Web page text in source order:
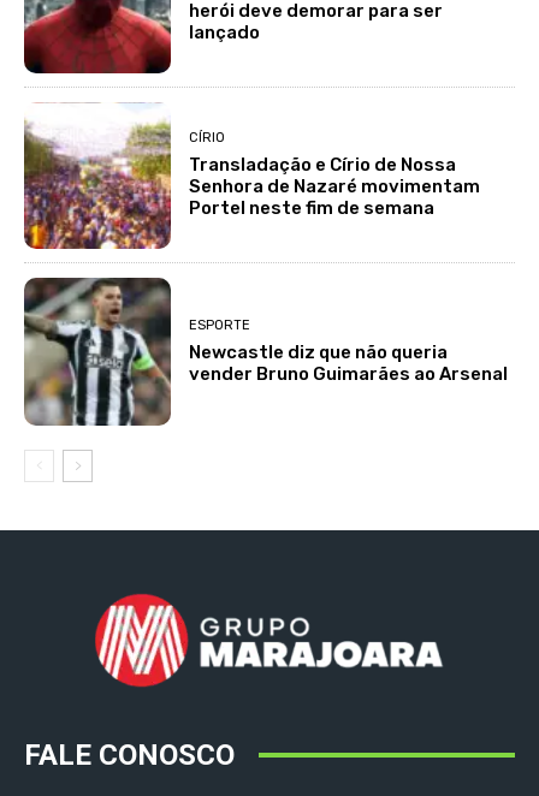
herói deve demorar para ser
lançado
CÍRIO
Transladação e Círio de Nossa
Senhora de Nazaré movimentam
Portel neste fim de semana
ESPORTE
Newcastle diz que não queria
vender Bruno Guimarães ao Arsenal
FALE CONOSCO